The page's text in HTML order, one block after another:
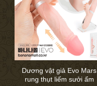
Dương vật giả Evo Mars
rung thụt liếm sưởi ấm